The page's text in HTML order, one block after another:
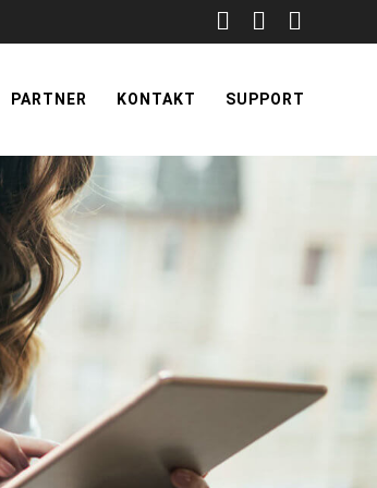
PARTNER KONTAKT SUPPORT